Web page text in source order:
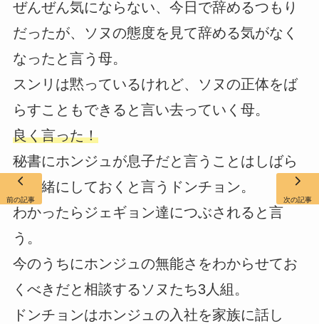
ぜんぜん気にならない、今日で辞めるつもり
だったが、ソヌの態度を見て辞める気がなく
なったと言う母。
スンリは黙っているけれど、ソヌの正体をば
らすこともできると言い去っていく母。
良く言った！
秘書にホンジュが息子だと言うことはしばら
く内緒にしておくと言うドンチョン。
わかったらジェギョン達につぶされると言
う。
今のうちにホンジュの無能さをわからせてお
くべきだと相談するソヌたち3人組。
ドンチョンはホンジュの入社を家族に話し
前の記事 次の記事